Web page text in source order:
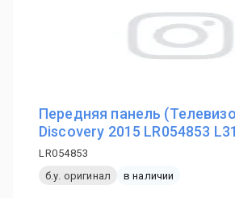
Передняя панель
Discovery 2015 LR054853
LR054853
б.у. оригинал
в наличии